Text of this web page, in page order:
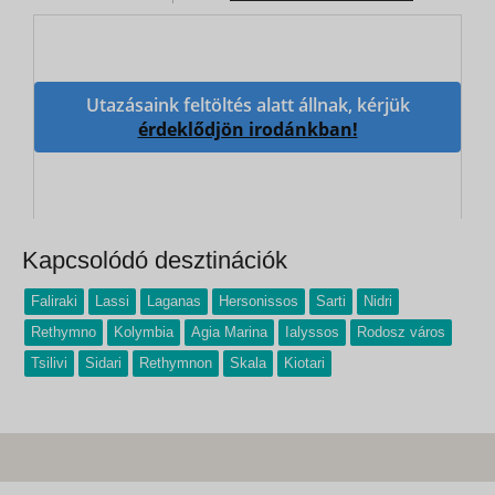
Utazásaink feltöltés alatt állnak, kérjük
érdeklődjön irodánkban!
Kapcsolódó desztinációk
Faliraki Lassi Laganas Hersonissos Sarti
Nidri
Rethymno
Kolymbia Agia Marina Ialyssos
Rodosz város
Tsilivi
Sidari Rethymnon Skala Kiotari